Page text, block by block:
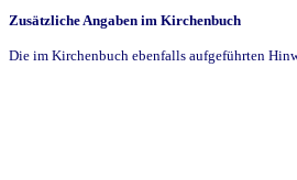
Zusätzliche Angaben im Kirchenbuch
Die im Kirchenbuch ebenfalls aufgeführten